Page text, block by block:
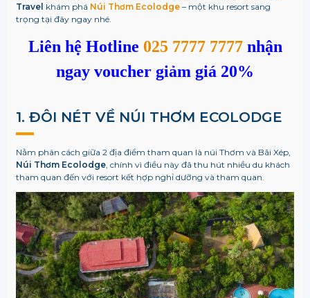
Travel khám phá Núi Thơm Ecolodge– một khu resort sang
trọng tại đây ngay nhé.
Liên hệ Hotline 025 7777 7777 nhận
ngay voucher giảm giá 20%
1. ĐÔI NÉT VỀ NÚI THƠM ECOLODGE
Nằm phân cách giữa 2 địa điểm tham quan là núi Thơm và Bãi Xép,
Núi Thơm Ecolodge, chính vì điều này đã thu hút nhiều du khách
tham quan đến với resort kết hợp nghỉ dưỡng và tham quan.